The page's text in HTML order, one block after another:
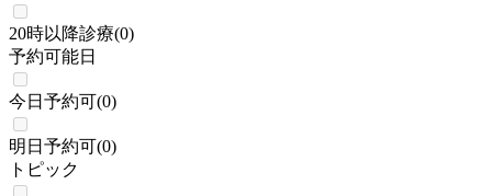
20時以降診療(0)
予約可能日
今日予約可(0)
明日予約可(0)
トピック